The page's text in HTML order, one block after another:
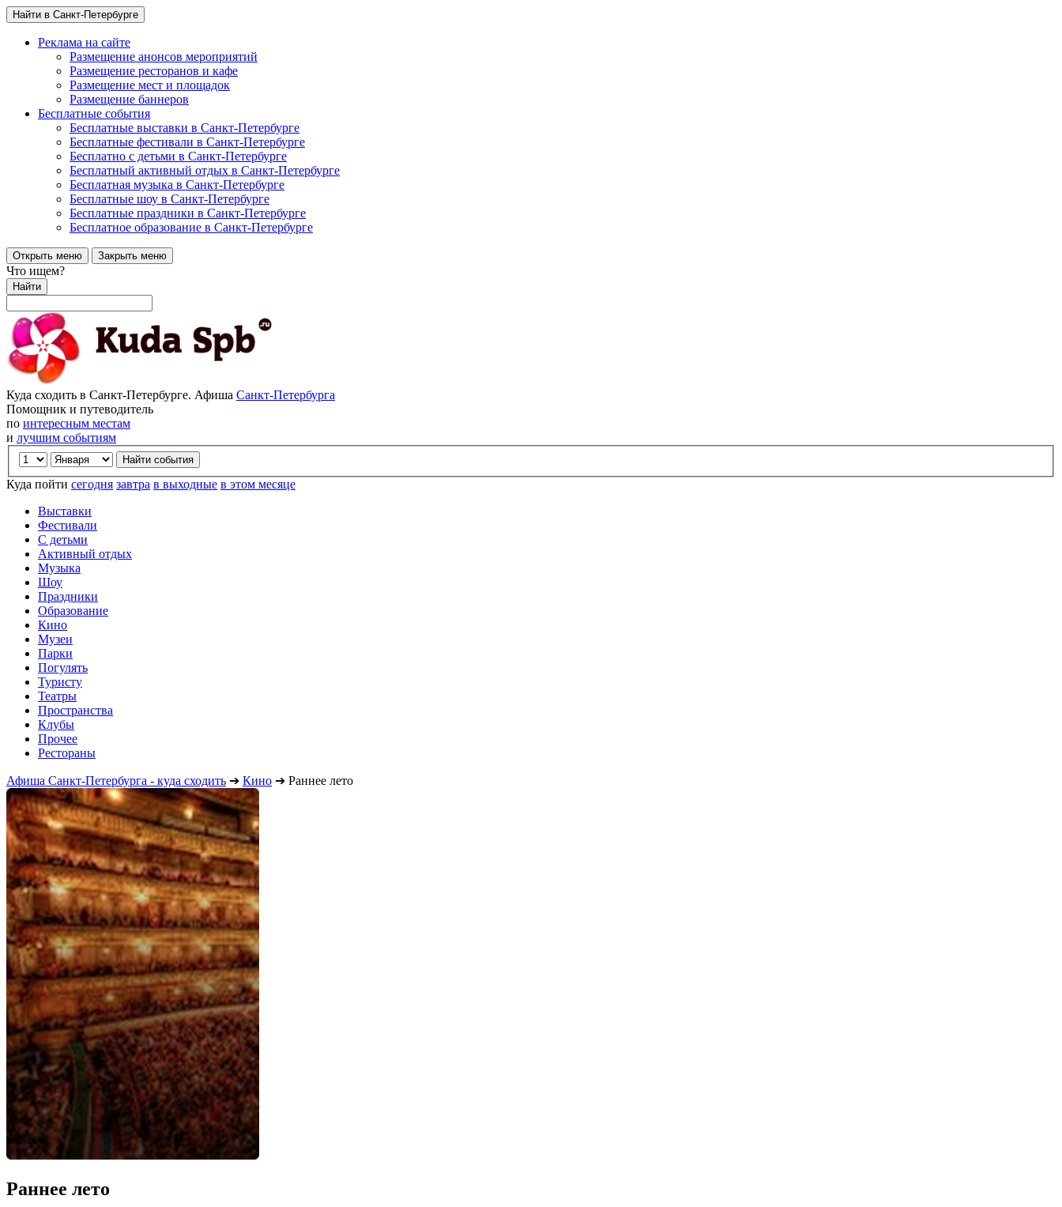
Найти в Санкт-Петербурге
Реклама на сайте
Размещение анонсов мероприятий
Размещение ресторанов и кафе
Размещение мест и площадок
Размещение баннеров
Бесплатные события
Бесплатные выставки в Санкт-Петербурге
Бесплатные фестивали в Санкт-Петербурге
Бесплатно с детьми в Санкт-Петербурге
Бесплатный активный отдых в Санкт-Петербурге
Бесплатная музыка в Санкт-Петербурге
Бесплатные шоу в Санкт-Петербурге
Бесплатные праздники в Санкт-Петербурге
Бесплатное образование в Санкт-Петербурге
Открыть меню Закрыть меню
Что ищем?
Найти
Куда сходить в Санкт-Петербурге. Афиша Санкт-Петербурга
Помощник и путеводитель
по интересным местам
и лучшим событиям
Куда пойти сегодня завтра в выходные в этом месяце
Выставки
Фестивали
С детьми
Активный отдых
Музыка
Шоу
Праздники
Образование
Кино
Музеи
Парки
Погулять
Туристу
Театры
Пространства
Клубы
Прочее
Рестораны
Афиша Санкт-Петербурга - куда сходить ➔ Кино ➔ Раннее лето
Раннее лето